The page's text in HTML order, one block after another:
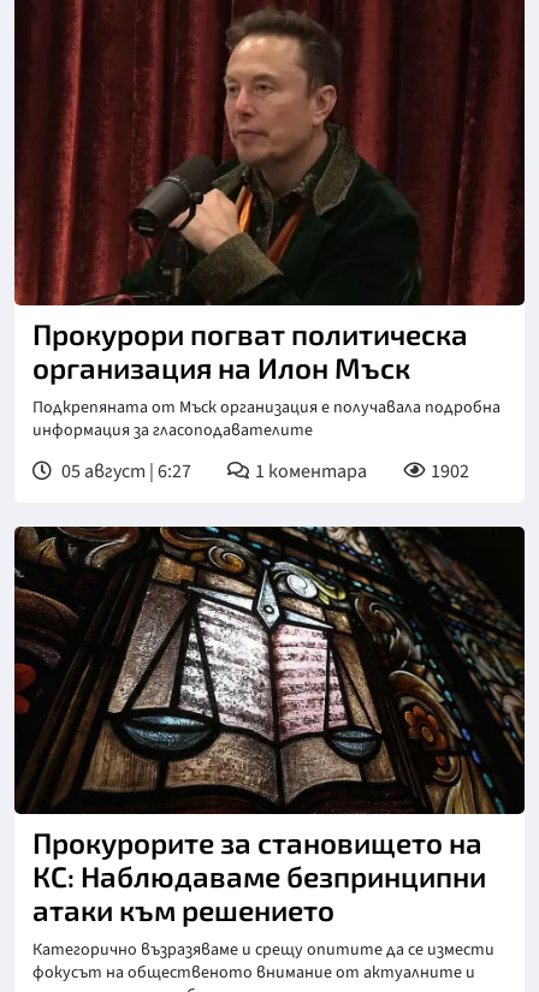
Снимка: ЮТюб/Джо Роуган
Прокурори погват политическа
организация на Илон Мъск
Подкрепяната от Мъск организация е получавала подробна
информация за гласоподавателите
05 август | 6:27 1 коментара 1902
Прокурорите за становището на
КС: Наблюдаваме безпринципни
атаки към решението
Категорично възразяваме и срещу опитите да се измести
фокусът на общественото внимание от актуалните и